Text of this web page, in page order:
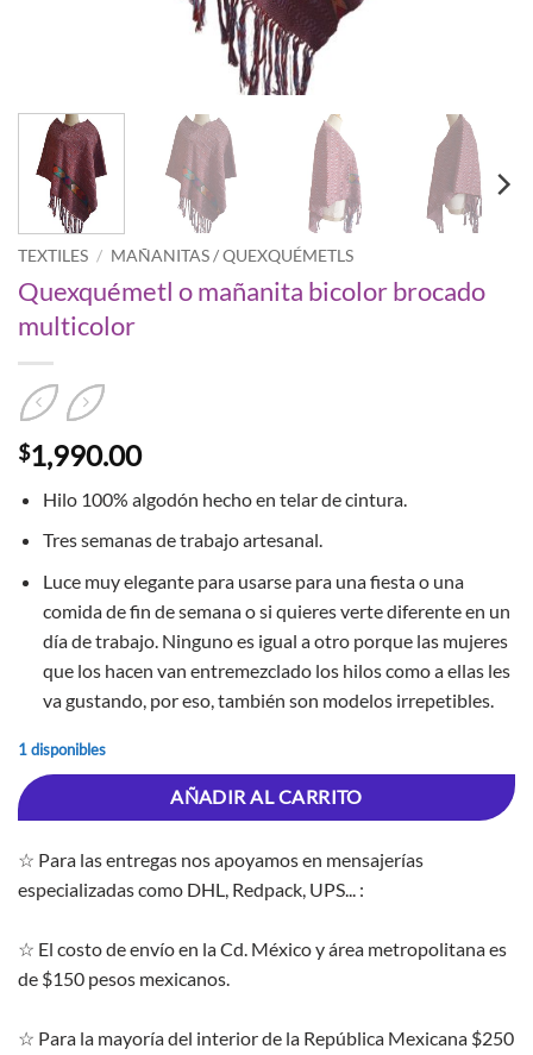
TEXTILES / MAÑANITAS / QUEXQUÉMETLS
Quexquémetl o mañanita bicolor brocado
multicolor
$1,990.00
Hilo 100% algodón hecho en telar de cintura.
Tres semanas de trabajo artesanal.
Luce muy elegante para usarse para una fiesta o una
comida de fin de semana o si quieres verte diferente en un
día de trabajo. Ninguno es igual a otro porque las mujeres
que los hacen van entremezclado los hilos como a ellas les
va gustando, por eso, también son modelos irrepetibles.
1 disponibles
AÑADIR AL CARRITO
☆ Para las entregas nos apoyamos en mensajerías
especializadas como DHL, Redpack, UPS... :
☆ El costo de envío en la Cd. México y área metropolitana es
de $150 pesos mexicanos.
☆ Para la mayoría del interior de la República Mexicana $250